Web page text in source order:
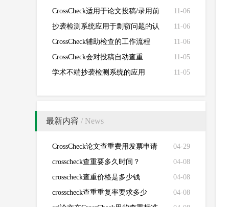
11-06
CrossCheck适用于论文投稿/录用前
的初查
11-06
抄袭检测系统应用于剽窃问题的认
定
11-06
CrossCheck辅助检查的工作流程
11-05
CrossCheck会对投稿自动查重
11-05
学术不端抄袭检测系统的应用
最新内容 / News
04-29
CrossCheck论文查重费用发票申请
04-08
crosscheck查重要多久时间？
04-08
crosscheck查重价格是多少钱
04-08
crosscheck查重重复率要求多少